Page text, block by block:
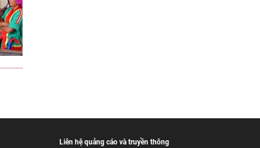
Liên hệ quảng cáo và truyền thông